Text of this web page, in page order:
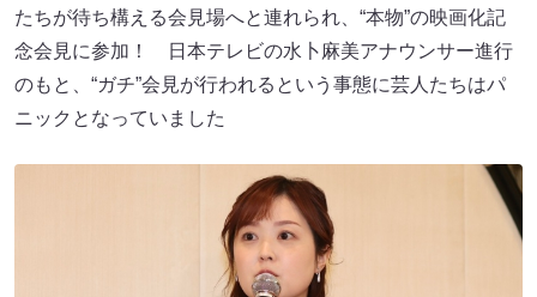
たちが待ち構える会見場へと連れられ、“本物”の映画化記
念会見に参加！ 日本テレビの水卜麻美アナウンサー進行
のもと、“ガチ”会見が行われるという事態に芸人たちはパ
ニックとなっていました